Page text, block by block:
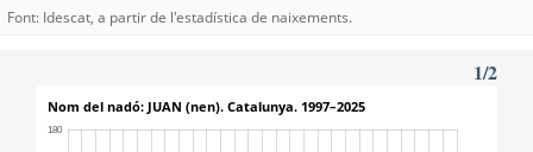
Font: Idescat, a partir de l'estadística de naixements.